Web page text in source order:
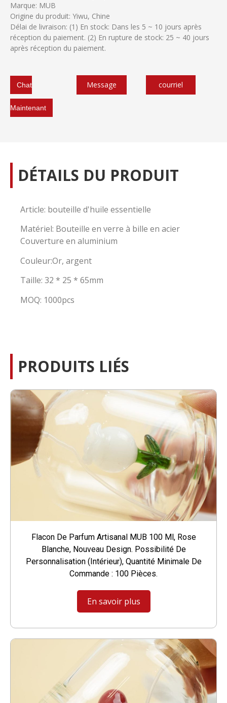
Marque: MUB
Origine du produit: Yiwu, Chine
Délai de livraison: (1) En stock: Dans les 5 ~ 10 jours après
réception du paiement. (2) En rupture de stock: 25 ~ 40 jours
après réception du paiement.
Chat
Maintenant
Message courriel
DÉTAILS DU PRODUIT
Article: bouteille d'huile essentielle
Matériel: Bouteille en verre à bille en acier
Couverture en aluminium
Couleur:Or, argent
Taille: 32 * 25 * 65mm
MOQ: 1000pcs
PRODUITS LIÉS
Flacon De Parfum Artisanal MUB 100 Ml, Rose
Blanche, Nouveau Design. Possibilité De
Personnalisation (intérieur), Quantité Minimale De
Commande : 100 Pièces.
En savoir plus